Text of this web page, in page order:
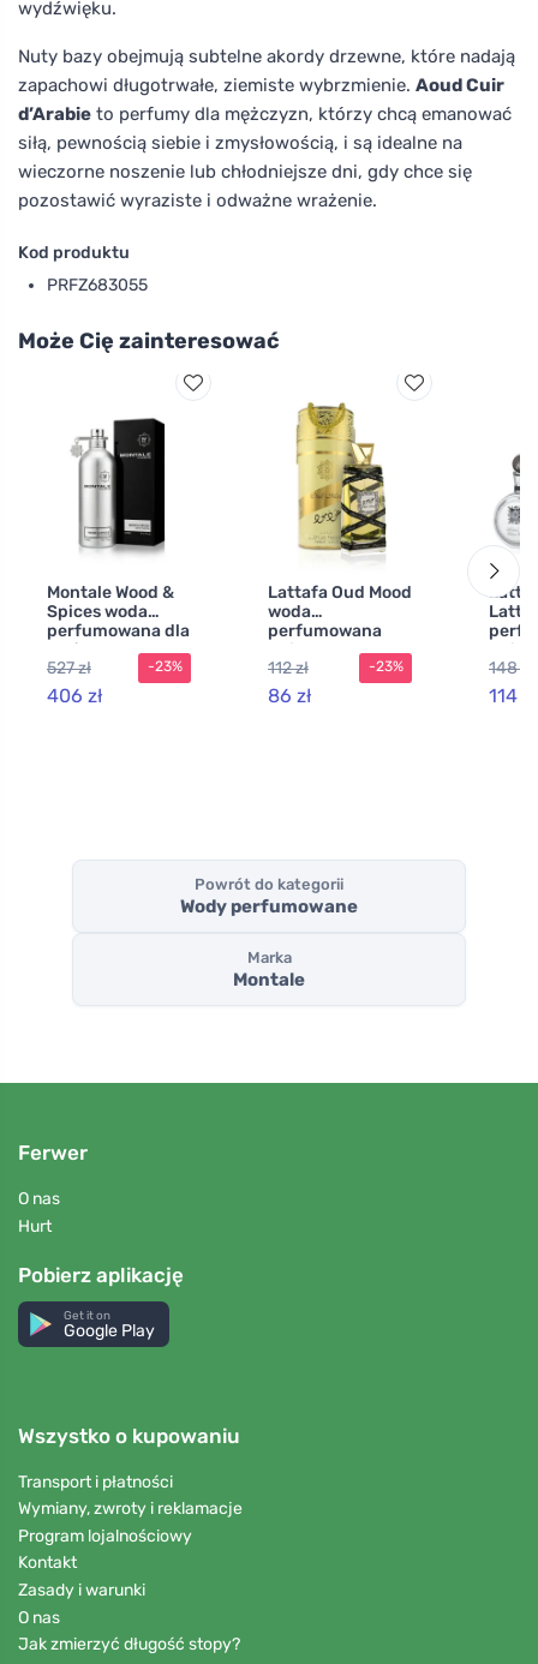
wydźwięku.
Nuty bazy obejmują subtelne akordy drzewne, które nadają
zapachowi długotrwałe, ziemiste wybrzmienie. Aoud Cuir
d’Arabie to perfumy dla mężczyzn, którzy chcą emanować
siłą, pewnością siebie i zmysłowością, i są idealne na
wieczorne noszenie lub chłodniejsze dni, gdy chce się
pozostawić wyraziste i odważne wrażenie.
Kod produktu
PRFZ683055
Może Cię zainteresować
Montale Wood &
Spices woda
perfumowana dla
mężczyzn
527 zł
406 zł
-23%
Lattafa Oud Mood
woda
perfumowana
unisex 100 ml
112 zł
86 zł
-23%
148 zł
114 zł
Powrót do kategorii
Wody perfumowane
Marka
Montale
Ferwer
O nas
Hurt
Pobierz aplikację
Get it on
Google Play
Wszystko o kupowaniu
Transport i płatności
Wymiany, zwroty i reklamacje
Program lojalnościowy
Kontakt
Zasady i warunki
O nas
Jak zmierzyć długość stopy?